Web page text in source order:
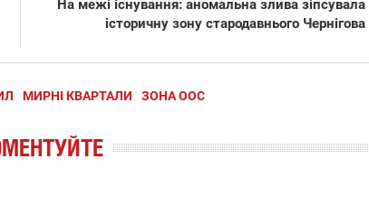
На межі існування: аномальна злива зіпсувала
історичну зону стародавнього Чернігова
МИРНІ КВАРТАЛИ ЗОНА ООС